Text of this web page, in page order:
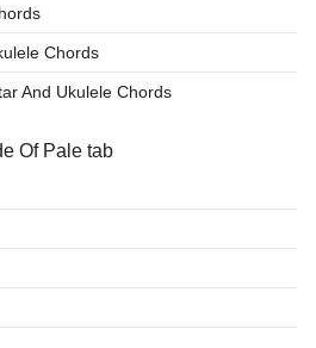
Chords
And Ukulele Chords
Of Pale tab